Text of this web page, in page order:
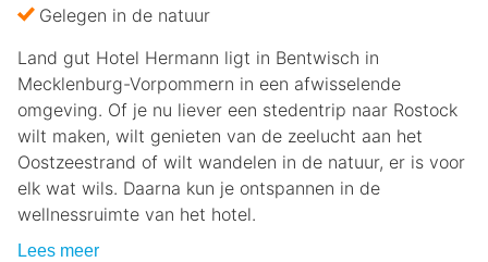
Gelegen in de natuur
Land gut Hotel Hermann ligt in Bentwisch in
Mecklenburg-Vorpommern in een afwisselende
omgeving. Of je nu liever een stedentrip naar Rostock
wilt maken, wilt genieten van de zeelucht aan het
Oostzeestrand of wilt wandelen in de natuur, er is voor
elk wat wils. Daarna kun je ontspannen in de
wellnessruimte van het hotel.
Lees meer